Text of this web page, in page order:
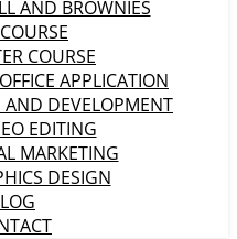
AND BROWNIES
COURSE
COURSE
APPLICATION
AND DEVELOPMENT
EDITING
MARKETING
DESIGN